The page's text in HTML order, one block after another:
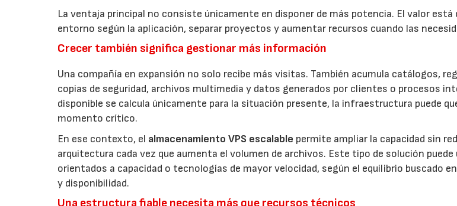
La ventaja principal no consiste únicamente en disponer de más potencia. El valor está
entorno según la aplicación, separar proyectos y aumentar recursos cuando las
Crecer también significa gestionar más información
Una compañía en expansión no solo recibe más visitas. También acumula catálogos,
copias de seguridad, archivos multimedia y datos generados por clientes o procesos
disponible se calcula únicamente para la situación presente, la infraestructura puede
momento crítico.
En ese contexto, el almacenamiento VPS escalable permite ampliar la capacidad sin
arquitectura cada vez que aumenta el volumen de archivos. Este tipo de solución
orientados a capacidad o tecnologías de mayor velocidad, según el equilibrio buscado
y disponibilidad.
Una estructura fiable necesita más que recursos técnicos